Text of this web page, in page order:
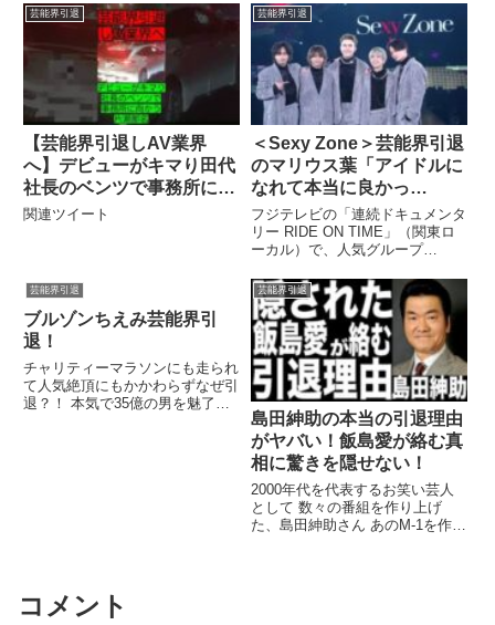
連ツイート
芸能界引退
【芸能界引退しAV業界
へ】デビューがキマり田代
社長のベンツで事務所に向
かう片瀬那菜…
関連ツイート
芸能界引退
＜Sexy Zone＞芸能界引退
のマリウス葉「アイドルに
なれて本当に良かっ
た」 “5人最後の日”まで
を追う 「RIDE ON
TIME」特集最終回
フジテレビの「連続ドキュメンタ
リー RIDE ON TIME」（関東ロ
ーカル）で、人気グループ
が、1 ...関連ツイート
芸能界引退
ブルゾンちえみ芸能界引
退！
チャリティーマラソンにも走られ
て人気絶頂にもかかわらずなぜ引
退？！ 本気で35億の男を魅了す
芸能界引退
島田紳助の本当の引退理由
がヤバい！飯島愛が絡む真
相に驚きを隠せない！
2000年代を代表するお笑い芸人
として 数々の番組を作り上げ
た、島田紳助さん あのM-1を作っ
コメント